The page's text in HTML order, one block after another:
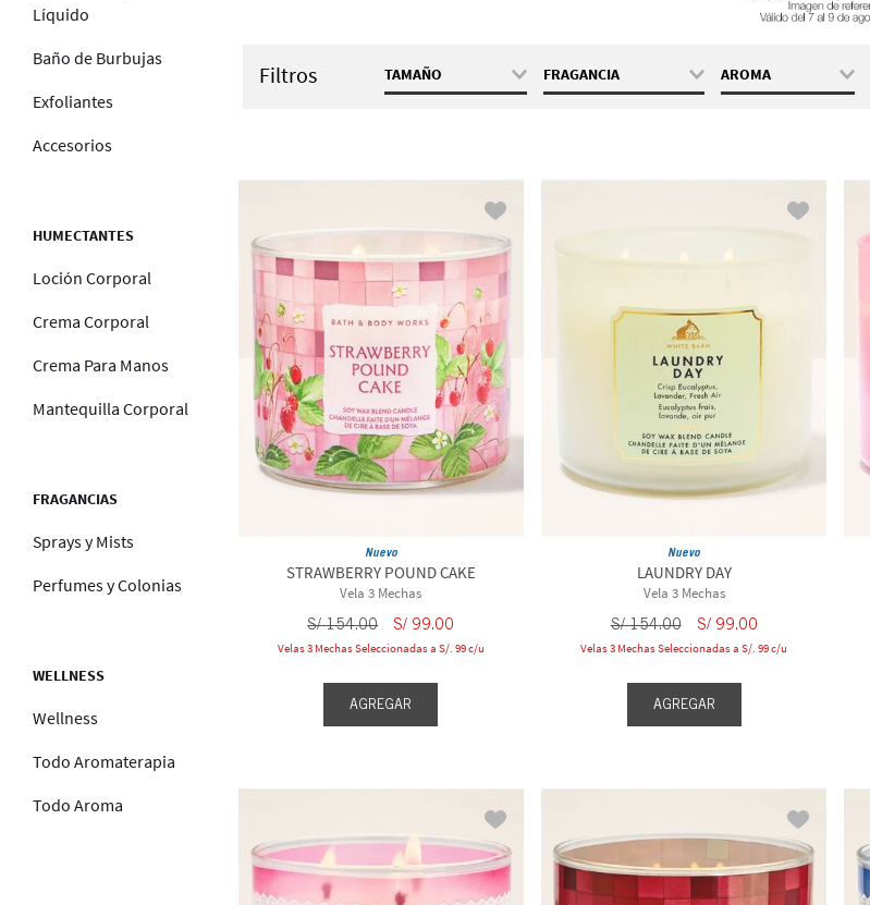
Líquido
Baño de Burbujas
Exfoliantes
Accesorios
HUMECTANTES
Loción Corporal
Crema Corporal
Crema Para Manos
Mantequilla Corporal
FRAGANCIAS
Sprays y Mists
Perfumes y Colonias
WELLNESS
Wellness
Todo Aromaterapia
Todo Aroma
Filtros
AROMA
Floral
FRAGANCIA
Fresh Cut Lilacs
Kitchen Lemon
Lakeside Morning
TAMAÑO
Nuevo
STRAWBERRY POUND CAKE
Vela 3 Mechas
S/ 154.00 S/ 99.00
Velas 3 Mechas Seleccionadas a S/. 99 c/u
AGREGAR
Nuevo
LAUNDRY DAY
Vela 3 Mechas
S/ 154.00 S/ 99.00
Velas 3 Mechas Seleccionadas a S/. 99 c/u
AGREGAR